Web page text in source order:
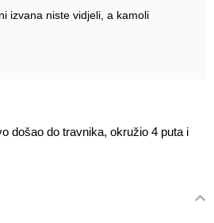
izvana niste vidjeli, a kamoli
došao do travnika, okružio 4 puta i